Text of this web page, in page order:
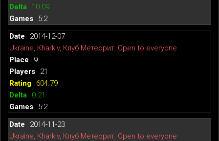
10.09
5:2
2014-12-07
Ukraine, Kharkiv, Клуб Метеорит, Open to everyone
9
21
604.79
0.21
5:2
2014-11-23
Ukraine, Kharkiv, Клуб Метеорит, Open to everyone